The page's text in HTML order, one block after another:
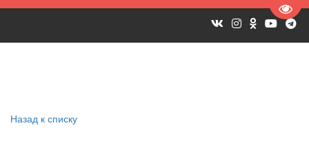
Назад к списку